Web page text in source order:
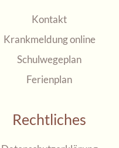
Kontakt
Krankmeldung online
Schulwegeplan
Ferienplan
Rechtliches